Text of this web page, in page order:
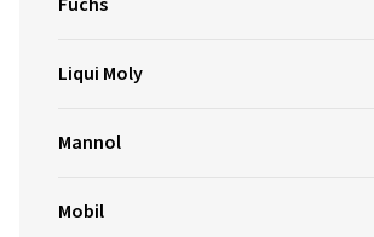
Liqui Moly
Mannol
Mobil